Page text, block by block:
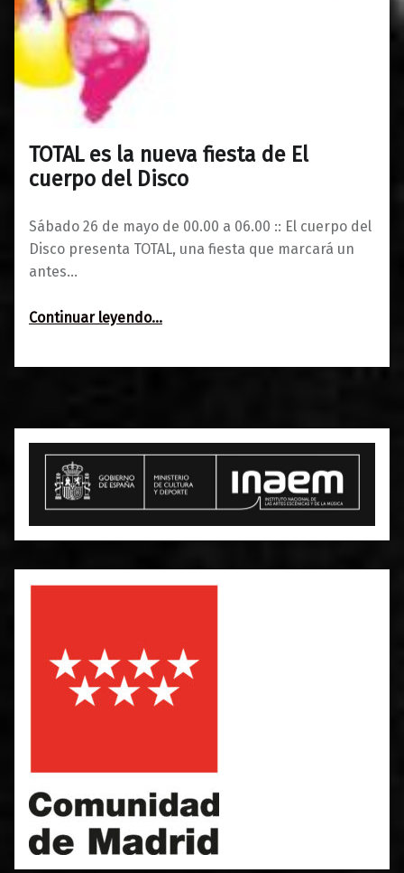
TOTAL es la nueva fiesta de El
cuerpo del Disco
Sábado 26 de mayo de 00.00 a 06.00 :: El cuerpo del
Disco presenta TOTAL, una fiesta que marcará un
antes…
Continuar leyendo“TOTAL es la nueva fiesta de El cuerpo del Disco”
…
22/05/20180Maravillas